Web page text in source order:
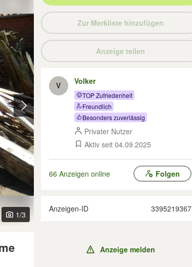
1/3
Zur Merkliste hinzufügen
Anzeige teilen
V Volker
TOP Zufriedenheit
Freundlich
Besonders zuverlässig
Privater Nutzer
Aktiv seit 04.09.2025
66 Anzeigen online Folgen
Anzeigen-ID 3395219367
Anzeige melden